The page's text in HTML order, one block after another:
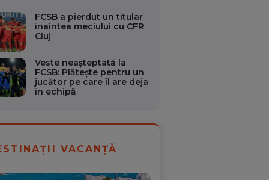
FCSB a pierdut un titular
înaintea meciului cu CFR
Cluj
Veste neașteptată la
FCSB: Plătește pentru un
jucător pe care îl are deja
în echipă
VACANȚĂ